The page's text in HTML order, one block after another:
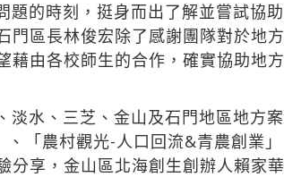
題的時刻，挺身而出了解並嘗試協助
門區長林俊宏除了感謝團隊對於地方
藉由各校師生的合作，確實協助地方
淡水、三芝、金山及石門地區地方案
「農村觀光-人口回流&青農創業」
分享，金山區北海創生創辦人賴家華